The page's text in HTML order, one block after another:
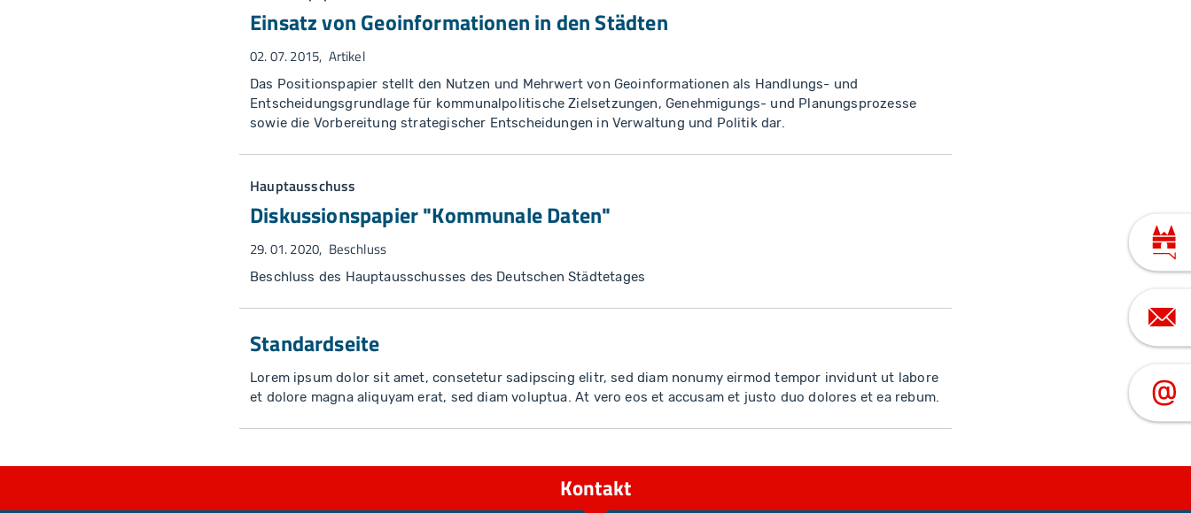
Einsatz von Geoinformationen in den Städten
02. 07. 2015 Artikel
Das Positionspapier stellt den Nutzen und Mehrwert von Geoinformationen als Handlungs- und
Entscheidungsgrundlage für kommunalpolitische Zielsetzungen, Genehmigungs- und Planungsprozesse
sowie die Vorbereitung strategischer Entscheidungen in Verwaltung und Politik dar.
Hauptausschuss
Diskussionspapier "Kommunale Daten"
29. 01. 2020 Beschluss
Beschluss des Hauptausschusses des Deutschen Städtetages
Standardseite
Lorem ipsum dolor sit amet, consetetur sadipscing elitr, sed diam nonumy eirmod tempor invidunt ut labore
et dolore magna aliquyam erat, sed diam voluptua. At vero eos et accusam et justo duo dolores et ea rebum.
Kontakt